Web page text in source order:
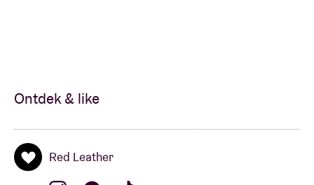
Ontdek & like
Red Leather